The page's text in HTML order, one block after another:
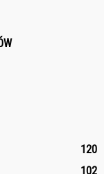
120
102